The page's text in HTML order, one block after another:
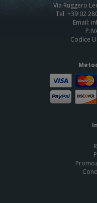
Via Ruggero
Tel. +39 02
Email:
Codice